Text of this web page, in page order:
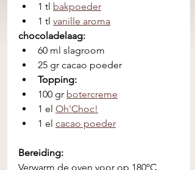
1 tl bakpoeder
1 tl vanille aroma
chocoladelaag:
60 ml slagroom
25 gr cacao poeder
Topping:
100 gr botercreme
1 el Oh'Choc!
1 el cacao poeder
Bereiding:
Verwarm de oven voor op 180ºC